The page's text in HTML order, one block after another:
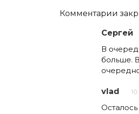
Комментарии
Сергей
В
больше.
vlad